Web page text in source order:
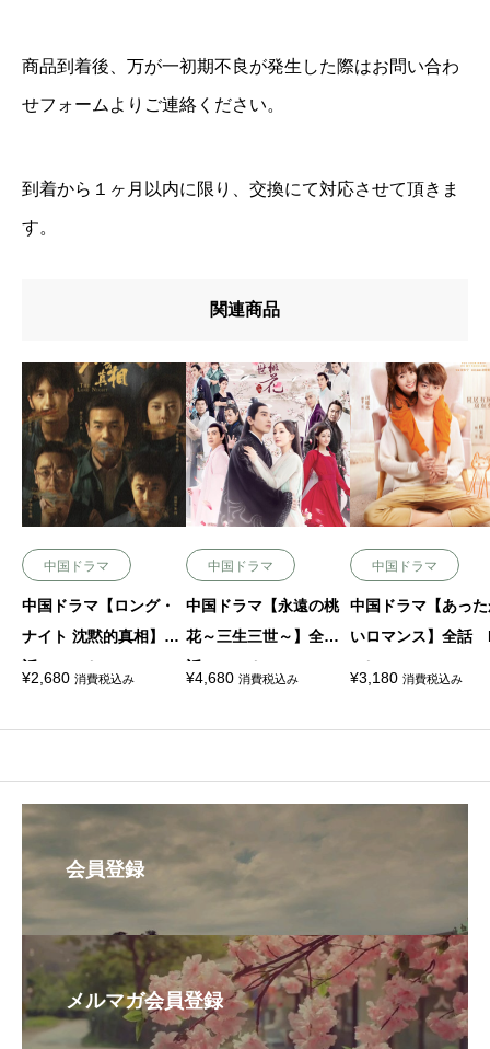
商品到着後、万が一初期不良が発生した際はお問い合わ
せフォームよりご連絡ください。
到着から１ヶ月以内に限り、交換にて対応させて頂きま
す。
関連商品
中国ドラマ
中国ドラマ【ロング・
ナイト 沈黙的真相】全
話 DVD＆Blu-ray
¥2,680 消費税込み
中国ドラマ
中国ドラマ【永遠の桃
花～三生三世～】全
話 DVD＆Blu-ray
¥4,680 消費税込み
中国ドラマ
中国ドラマ【あっ
いロマンス】全話
D＆Blu-ray
¥3,180 消費税込み
会員登録
メルマガ会員登録